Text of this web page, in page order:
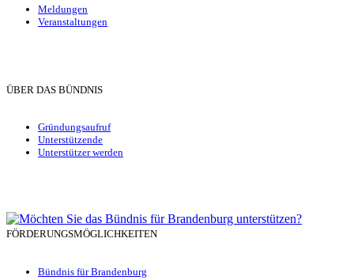
Meldungen
Veranstaltungen
ÜBER DAS BÜNDNIS
Gründungsaufruf
Unterstützende
Unterstützer werden
FÖRDERUNGSMÖGLICHKEITEN
Bündnis für Brandenburg